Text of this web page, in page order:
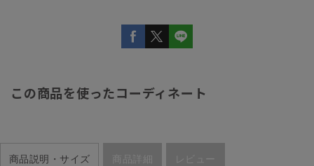
この商品を使ったコーディネート
商品説明・サイズ 商品詳細 レビュー